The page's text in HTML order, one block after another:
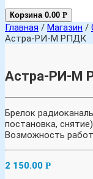
Корзина 0.00 Р
Главная / Магазин /
Астра-РИ-М РПДК
Астра-РИ-М
Брелок
постановка,
Возможность
2 150.00 Р